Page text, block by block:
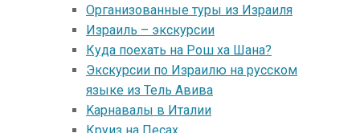
Организованные туры из Израиля
Израиль – экскурсии
Куда поехать на Рош ха Шана?
Экскурсии по Израилю на русском
языке из Тель Авива
Kарнавалы в Италии